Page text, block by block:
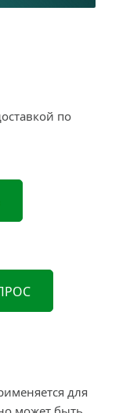
по
для